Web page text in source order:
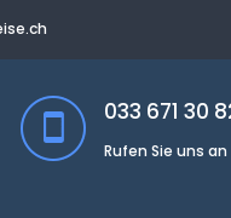
033 671 30
Rufen Sie uns an